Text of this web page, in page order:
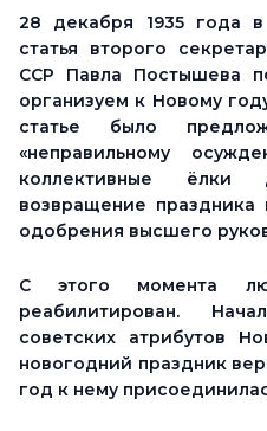
28 декабря 1935 года
статья второго
ССР Павла Постышева
организуем к Новому
статье было
«неправильному
коллективные
возвращение праздника
одобрения высшего
С этого момента
реабилитирован.
советских атрибутов
новогодний праздник
год к нему